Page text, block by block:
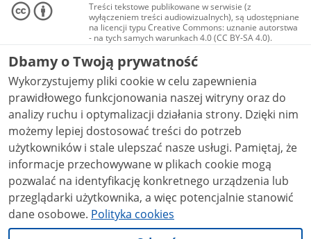
Treści tekstowe publikowane w serwisie (z
wyłączeniem treści audiowizualnych), są udostępniane
na licencji typu Creative Commons: uznanie autorstwa
- na tych samych warunkach 4.0 (CC BY-SA 4.0).
Materiały audiowizualne, w tym zdjęcia, materiały
audio i wideo, są udostępniane na licencji typu
Creative Commons: uznanie autorstwa użycie
niekomercyjne - bez utworów zależnych 4.0 (CC BY-
NC-ND 4.0), o ile nie jest to stwierdzone inaczej.
Dbamy o Twoją prywatność
Wykorzystujemy pliki cookie w celu zapewnienia
prawidłowego funkcjonowania naszej witryny oraz do
analizy ruchu i optymalizacji działania strony. Dzięki nim
możemy lepiej dostosować treści do potrzeb
użytkowników i stale ulepszać nasze usługi. Pamiętaj, że
informacje przechowywane w plikach cookie mogą
pozwalać na identyfikację konkretnego urządzenia lub
przeglądarki użytkownika, a więc potencjalnie stanowić
dane osobowe. Polityka cookies